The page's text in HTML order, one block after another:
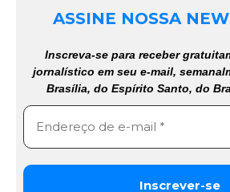
ASSINE NOSSA
Inscreva-se para receber
jornalístico em seu e-mail,
Brasília, do Espírito Santo, do